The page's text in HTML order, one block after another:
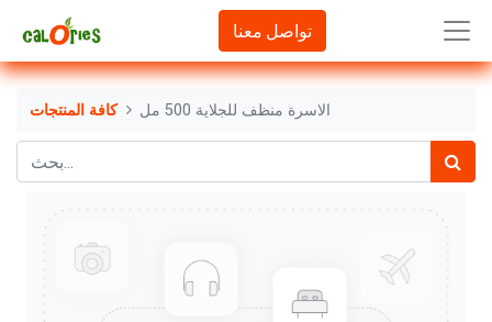
تواصل معنا
كافة المنتجات الاسرة منظف للجلاية 500 مل